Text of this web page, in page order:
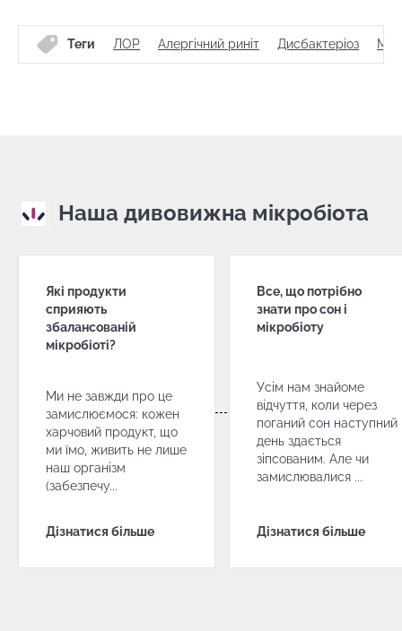
Теги ЛОР Алергічний риніт Дисбактеріоз
Наша дивовижна мікробіота
Які продукти
сприяють
збалансованій
мікробіоті?
Ми не завжди про це
замислюємося: кожен
харчовий продукт, що
ми їмо, живить не лише
наш організм
(забезпечу...
Дізнатися більше
Все, що потрібно
знати про сон і
мікробіоту
Усім нам знайоме
відчуття, коли через
поганий сон наступний
день здається
зіпсованим. Але чи
замислювалися ...
Дізнатися більше